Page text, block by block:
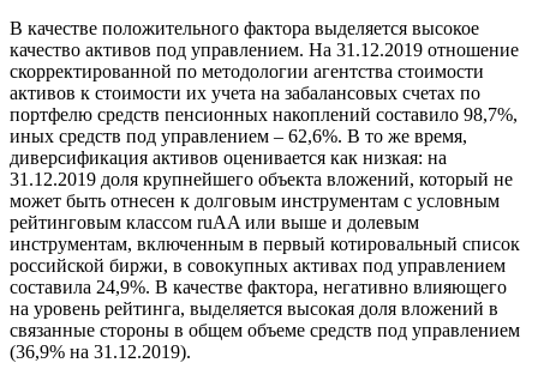
В качестве положительного фактора выделяется высокое
качество активов под управлением. На 31.12.2019 отношение
скорректированной по методологии агентства стоимости
активов к стоимости их учета на забалансовых счетах по
портфелю средств пенсионных накоплений составило 98,7%,
иных средств под управлением – 62,6%. В то же время,
диверсификация активов оценивается как низкая: на
31.12.2019 доля крупнейшего объекта вложений, который не
может быть отнесен к долговым инструментам с условным
рейтинговым классом ruAA или выше и долевым
инструментам, включенным в первый котировальный список
российской биржи, в совокупных активах под управлением
составила 24,9%. В качестве фактора, негативно влияющего
на уровень рейтинга, выделяется высокая доля вложений в
связанные стороны в общем объеме средств под управлением
(36,9% на 31.12.2019).